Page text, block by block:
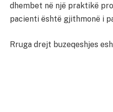
dhembet në një praktikë
pacienti është gjithmonë i
Rruga drejt buzeqeshjes